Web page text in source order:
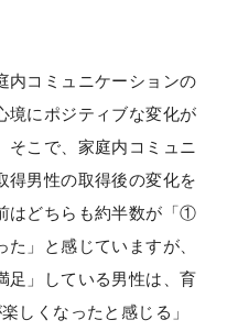
コミュニケーションの
境にポジティブな変化が
そこで、家庭内コミュニ
得男性の取得後の変化を
はどちらも約半数が「①
」と感じていますが、
足」している男性は、育
しくなったと感じる」